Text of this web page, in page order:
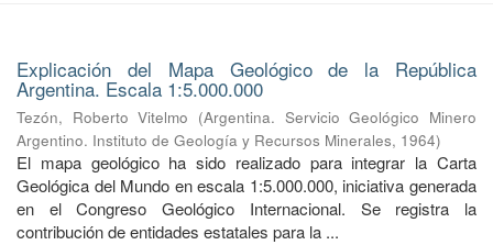
Explicación del Mapa Geológico de la República
Argentina. Escala 1:5.000.000
Tezón, Roberto Vitelmo (Argentina. Servicio Geológico Minero
Argentino. Instituto de Geología y Recursos Minerales, 1964)
El mapa geológico ha sido realizado para integrar la Carta
Geológica del Mundo en escala 1:5.000.000, iniciativa generada
en el Congreso Geológico Internacional. Se registra la
contribución de entidades estatales para la ...